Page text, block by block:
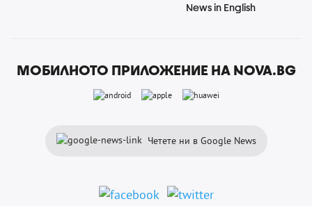
News in English
МОБИЛНОТО ПРИЛОЖЕНИЕ НА NOVA.BG
Четете ни в Google News